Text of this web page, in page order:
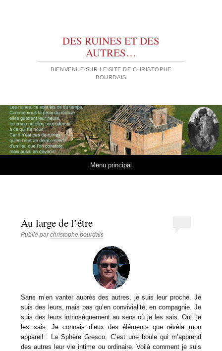
DES RUINES ET DES
AUTRES…
BIENVENUE SUR LE SITE DE CHRISTOPHE
BOURDAIS
Menu principal
Au large de l’être
Publié parchristophe bourdais
Sans m’en vanter auprès des autres, je suis leur proche. Je
suis des leurs, mais pas qu’en convivialité, en compagnie. Je
suis des leurs intrinsèquement au sens où je les sais. Oui, je
les sais. Je connais d’eux des éléments que révèle mon
appareil : La Sphère Gresco. C’est une boule qui m’apprend
des autres leur vie intime ou ordinaire. Voilà comment je suis